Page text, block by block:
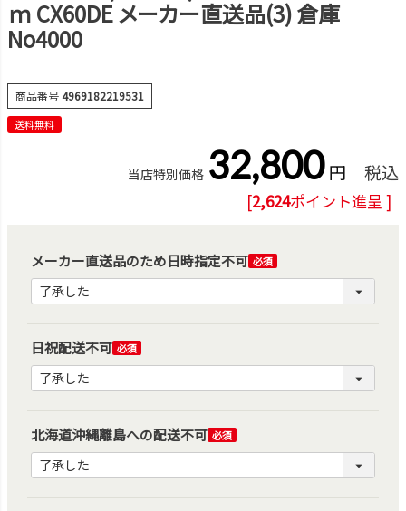
ｍ CX60DE メーカー直送品(3) 倉庫
No4000
商品番号4969182219531
送料無料
当店特別価格 32,800 税込
[2,624ポイント進呈 ]
メーカー直送品のため日時指定不可
(必
日祝配送不可
(必
北海道沖縄離島への配送不可
(必